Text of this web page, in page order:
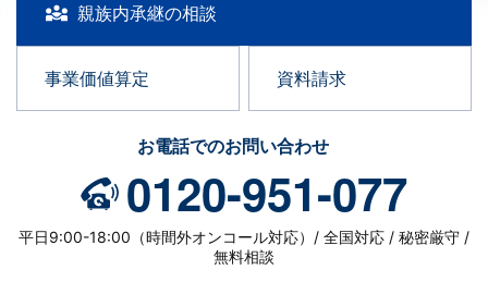
親族内承継の相談
事業価値算定 資料請求
お電話でのお問い合わせ
0120-951-077
平日9:00-18:00（時間外オンコール対応）/ 全国対応 / 秘密厳守 /
無料相談